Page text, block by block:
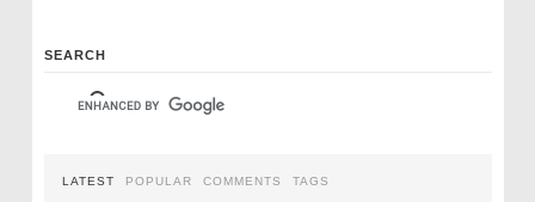
SEARCH
LATEST POPULAR COMMENTS TAGS